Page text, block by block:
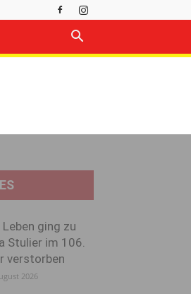
Leben ging zu
Stulier im 106.
verstorben
2026